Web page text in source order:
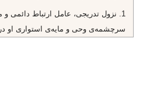
1. نزول تدريجى، عامل ارتباط دائمى و
سرچشمه‌ى وحى و مايه‌ى استوارى او